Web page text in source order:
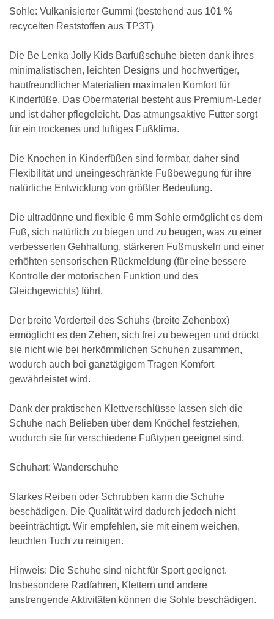
Sohle: Vulkanisierter Gummi (bestehend aus 101 %
recycelten Reststoffen aus TP3T)
Die Be Lenka Jolly Kids Barfußschuhe bieten dank ihres
minimalistischen, leichten Designs und hochwertiger,
hautfreundlicher Materialien maximalen Komfort für
Kinderfüße. Das Obermaterial besteht aus Premium-Leder
und ist daher pflegeleicht. Das atmungsaktive Futter sorgt
für ein trockenes und luftiges Fußklima.
Die Knochen in Kinderfüßen sind formbar, daher sind
Flexibilität und uneingeschränkte Fußbewegung für ihre
natürliche Entwicklung von größter Bedeutung.
Die ultradünne und flexible 6 mm Sohle ermöglicht es dem
Fuß, sich natürlich zu biegen und zu beugen, was zu einer
verbesserten Gehhaltung, stärkeren Fußmuskeln und einer
erhöhten sensorischen Rückmeldung (für eine bessere
Kontrolle der motorischen Funktion und des
Gleichgewichts) führt.
Der breite Vorderteil des Schuhs (breite Zehenbox)
ermöglicht es den Zehen, sich frei zu bewegen und drückt
sie nicht wie bei herkömmlichen Schuhen zusammen,
wodurch auch bei ganztägigem Tragen Komfort
gewährleistet wird.
Dank der praktischen Klettverschlüsse lassen sich die
Schuhe nach Belieben über dem Knöchel festziehen,
wodurch sie für verschiedene Fußtypen geeignet sind.
Schuhart: Wanderschuhe
Starkes Reiben oder Schrubben kann die Schuhe
beschädigen. Die Qualität wird dadurch jedoch nicht
beeinträchtigt. Wir empfehlen, sie mit einem weichen,
feuchten Tuch zu reinigen.
Hinweis: Die Schuhe sind nicht für Sport geeignet.
Insbesondere Radfahren, Klettern und andere
anstrengende Aktivitäten können die Sohle beschädigen.